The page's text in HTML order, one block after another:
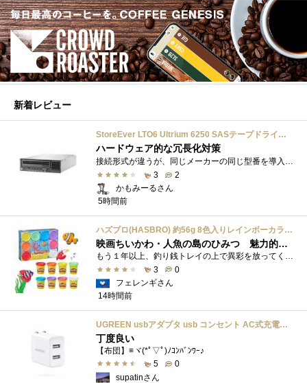
新着レビュー
StoreEver LTO6 Ultrium 6250 SASテープドライブ(内蔵型)
ハードウェア的な冗長化対策
接続形式が違うが、同じメーカーの同じ型番を導入しています。製品としてのレビューは下記の方で行っています。いざ使おうとしたときに故障�...
3
2
かもみーるさん
5時間前
ハズブロ(HASBRO) 約56g 8色入りレインボーカラーのプレイ・ドー、新学期用品、2才以上のプリスクールの子供向け、子供向けのアート&クラフト 粘土 ねんど、こどもの日、子供の日プレゼント
映画ちいかわ・人魚の島のひみつ 魅力的なビラン：セイレーンを造ってみた
3
0
フェレンギさん
14時間前
UGREEN usbアダプタ usb コンセント AC式充電器 3.1A PSE認証済み 折りたたみ式プラグ 2ポート
丁度良い
【布団】≡ヾ(*ﾟ▽ﾟ)ﾉｺﾝﾊﾞﾝﾜｰ♪
5
0
supatinさん